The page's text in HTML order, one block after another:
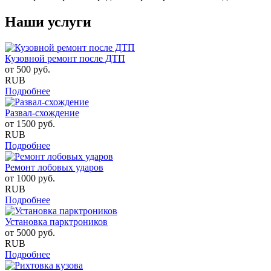
Наши услуги
Кузовной ремонт после ДТП
от 500 руб.
RUB
Подробнее
Развал-схождение
от 1500 руб.
RUB
Подробнее
Ремонт лобовых ударов
от 1000 руб.
RUB
Подробнее
Установка парктроников
от 5000 руб.
RUB
Подробнее